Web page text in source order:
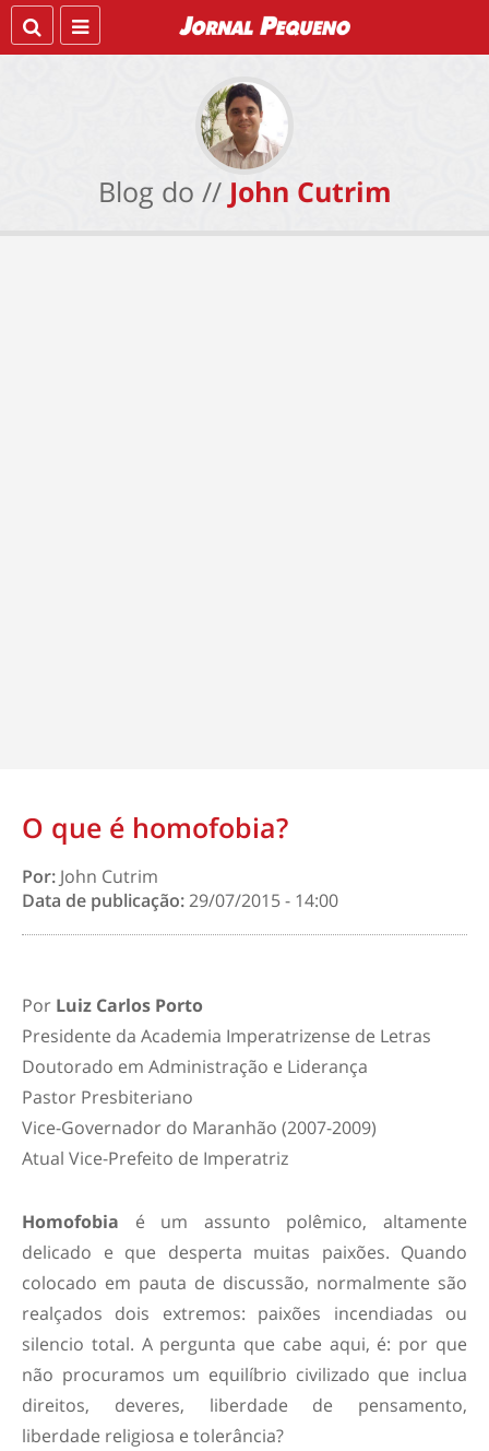
Blog do // John Cutrim
O que é homofobia?
Por: John Cutrim
Data de publicação:29/07/2015 - 14:00
Por Luiz Carlos Porto
Presidente da Academia Imperatrizense de Letras
Doutorado em Administração e Liderança
Pastor Presbiteriano
Vice-Governador do Maranhão (2007-2009)
Atual Vice-Prefeito de Imperatriz
Homofobia é um assunto polêmico, altamente
delicado e que desperta muitas paixões. Quando
colocado em pauta de discussão, normalmente são
realçados dois extremos: paixões incendiadas ou
silencio total. A pergunta que cabe aqui, é: por que
não procuramos um equilíbrio civilizado que inclua
direitos, deveres, liberdade de pensamento,
liberdade religiosa e tolerância?